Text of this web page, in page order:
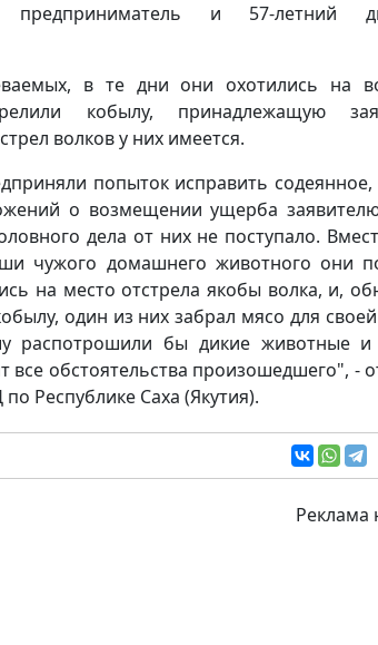
предприниматель и 57-летний
в те дни они охотились на
кобылу, принадлежащую
волков у них имеется.
попыток исправить содеянное,
о возмещении ущерба
дела от них не поступало.
чужого домашнего животного они
на место отстрела якобы волка, и,
один из них забрал мясо для
распотрошили бы дикие животные и
все обстоятельства произошедшего", -
Республике Саха (Якутия).
Реклама